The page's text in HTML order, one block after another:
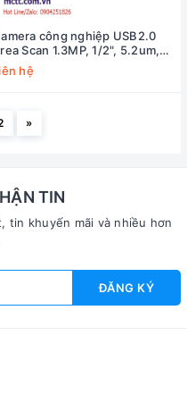
công nghiệp USB2.0
Scan 1.3MP, 1/2", 5.2um,
30fps MindVision
UBS130M
hệ
»
TIN
tin khuyến mãi và nhiều hơn
ĐĂNG KÝ